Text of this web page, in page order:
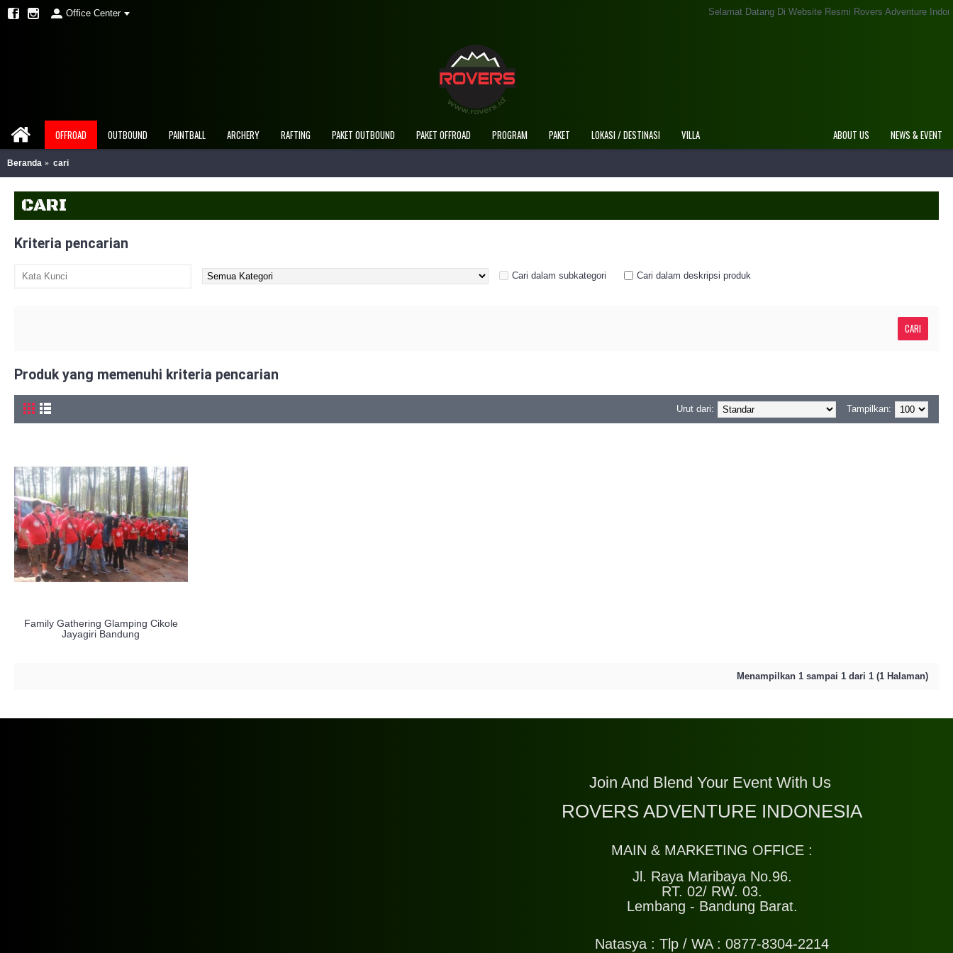
Office Center Selamat Datang Di Website Resmi Rovers Adventure Indonesia
OFFROAD OUTBOUND PAINTBALL ARCHERY RAFTING PAKET OUTBOUND PAKET OFFROAD PROGRAM PAKET LOKASI / DESTINASI VILLA NEWS & EVENT
ABOUT US
Beranda cari
CARI
Kriteria pencarian
Cari dalam subkategori Cari dalam deskripsi produk
Produk yang memenuhi kriteria pencarian
Tampilkan:
Urut dari:
Family Gathering Glamping Cikole
Jayagiri Bandung
Menampilkan 1 sampai 1 dari 1 (1 Halaman)
Join And Blend Your Event With Us
ROVERS ADVENTURE INDONESIA
MAIN & MARKETING OFFICE :
Jl. Raya Maribaya No.96.
RT. 02/ RW. 03.
Lembang - Bandung Barat.
Natasya :Tlp / WA : 0877-8304-2214